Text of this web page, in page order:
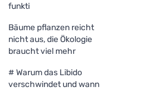
funkti
Bäume pflanzen reicht
nicht aus, die Ökologie
braucht viel mehr
# Warum das Libido
verschwindet und wann